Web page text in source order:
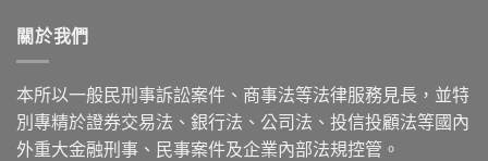
關於我們
本所以一般民刑事訴訟案件、商事法等法律服務見長，並特
別專精於證券交易法、銀行法、公司法、投信投顧法等國內
外重大金融刑事、民事案件及企業內部法規控管。